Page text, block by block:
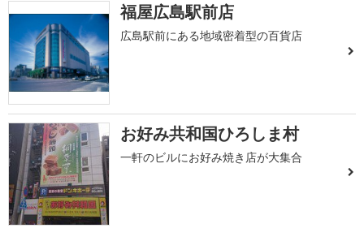
福屋広島駅前店
広島駅前にある地域密着型の百貨店
お好み共和国ひろしま村
一軒のビルにお好み焼き店が大集合